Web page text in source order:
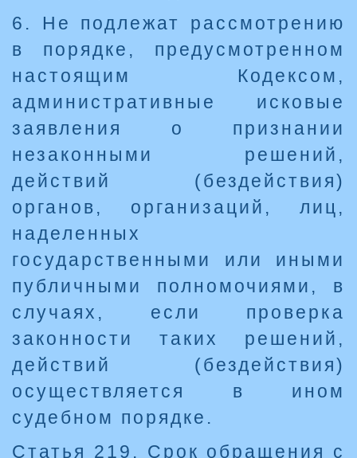
6. Не подлежат рассмотрению
в порядке, предусмотренном
настоящим Кодексом,
административные исковые
заявления о признании
незаконными решений,
действий (бездействия)
органов, организаций, лиц,
наделенных
государственными или иными
публичными полномочиями, в
случаях, если проверка
законности таких решений,
действий (бездействия)
осуществляется в ином
судебном порядке.
Статья 219. Срок обращения с